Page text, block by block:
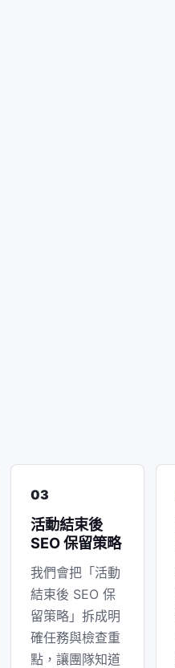
03
活動結束後
SEO 保留策略
我們會把「活動
結束後 SEO 保
留策略」拆成明
確任務與檢查重
點，讓團隊知道